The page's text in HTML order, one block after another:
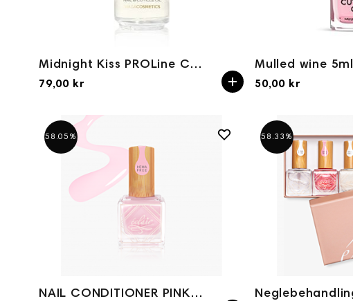
Midnight Kiss PROLine Cuticle Oil 15ml
79,00 kr
Mulled wine 5ml
50,00 kr
58.05%
NAIL CONDITIONER PINK10ml
58.33%